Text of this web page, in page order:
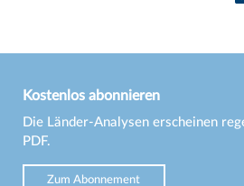
Kostenlos abonnieren
Die Länder-Analysen erscheinen
PDF.
Zum Abonnement